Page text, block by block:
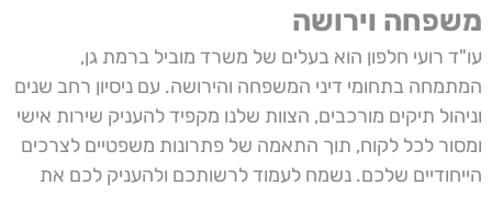
משפחה וירושה
עו"ד רועי חלפון הוא בעלים של משרד מוביל ברמת גן,
המתמחה בתחומי דיני המשפחה והירושה. עם ניסיון רחב שנים
וניהול תיקים מורכבים, הצוות שלנו מקפיד להעניק שירות אישי
ומסור לכל לקוח, תוך התאמה של פתרונות משפטיים לצרכים
הייחודיים שלכם. נשמח לעמוד לרשותכם ולהעניק לכם את